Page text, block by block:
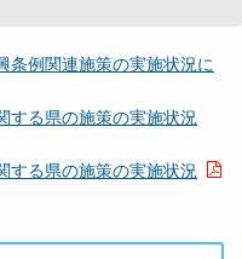
条例関連施策の実施状況に
する県の施策の実施状況
する県の施策の実施状況